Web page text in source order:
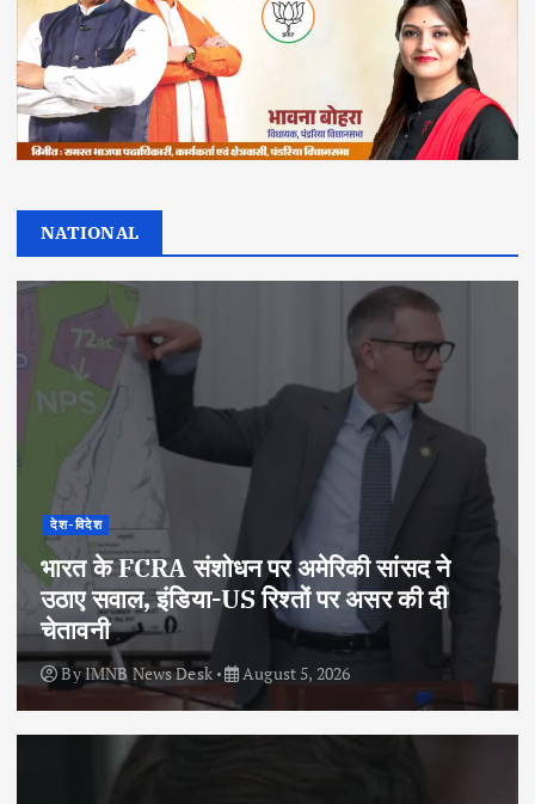
NATIONAL
देश-विदेश
भारत के FCRA संशोधन पर अमेरिकी सांसद ने
उठाए सवाल, इंडिया-US रिश्तों पर असर की दी
चेतावनी
ByIMNB News Desk August 5, 2026